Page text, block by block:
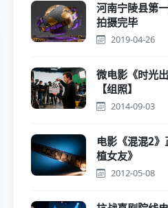
河南宁陵县第
拍摄完毕
2019-04-26
微电影《时光
【组照】
2014-09-03
电影《混混2
植女友》
2012-05-08